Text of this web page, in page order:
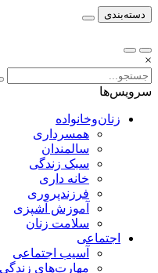
دسته‌بندی
×
سرویس‌ها
زنان‌وخانواده
همسرداری
سالمندان
سبک زندگی
خانه داری
فرزندپروری
آموزش آشپزی
سلامت زنان
اجتماعی
آسیب اجتماعی
مهارت‌های